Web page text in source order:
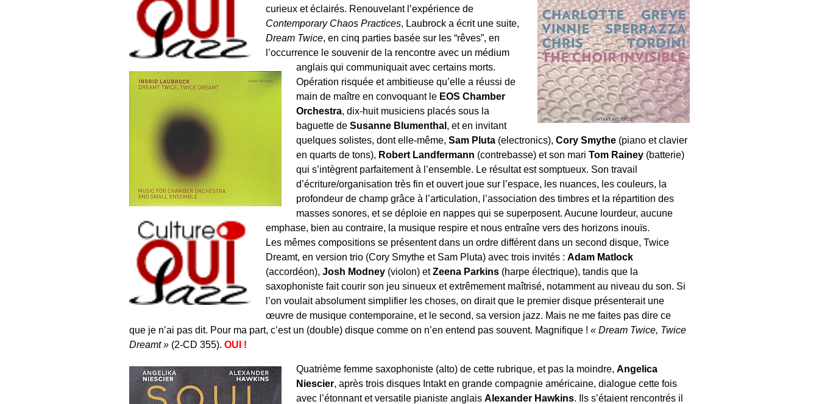
curieux et éclairés. Renouvelant l’expérience de
Contemporary Chaos Practices, Laubrock a écrit une suite,
Dream Twice, en cinq parties basée sur les “rêves”, en
l’occurrence le souvenir de la rencontre avec un médium
anglais qui communiquait avec certains morts.
Opération risquée et ambitieuse qu’elle a réussi de
main de maître en convoquant le EOS Chamber
Orchestra, dix-huit musiciens placés sous la
baguette deSusanne Blumenthal, et en invitant
quelques solistes, dont elle-même,Sam Pluta (electronics),Cory Smythe (piano et clavier
en quarts de tons), Robert Landfermann (contrebasse) et son mariTom Rainey (batterie)
qui s’intègrent parfaitement à l’ensemble. Le résultat est somptueux. Son travail
d’écriture/organisation très fin et ouvert joue sur l’espace, les nuances, les couleurs, la
profondeur de champ grâce à l’articulation, l’association des timbres et la répartition des
masses sonores, et se déploie en nappes qui se superposent. Aucune lourdeur, aucune
emphase, bien au contraire, la musique respire et nous entraîne vers des horizons inouïs.
Les mêmes compositions se présentent dans un ordre différent dans un second disque, Twice
Dreamt, en version trio (Cory Smythe et Sam Pluta) avec trois invités :Adam Matlock
(accordéon),Josh Modney (violon) etZeena Parkins (harpe électrique), tandis que la
saxophoniste fait courir son jeu sinueux et extrêmement maîtrisé, notamment au niveau du son. Si
l’on voulait absolument simplifier les choses, on dirait que le premier disque présenterait une
œuvre de musique contemporaine, et le second, sa version jazz. Mais ne me faites pas dire ce
que je n’ai pas dit. Pour ma part, c’est un (double) disque comme on n’en entend pas souvent. Magnifique ! « Dream Twice, Twice
Dreamt » (2-CD 355). OUI !
Quatrième femme saxophoniste (alto) de cette rubrique, et pas la moindre,Angelica
Niescier, après trois disques Intakt en grande compagnie américaine, dialogue cette fois
avec l’étonnant et versatile pianiste anglaisAlexander Hawkins. Ils s’étaient rencontrés il